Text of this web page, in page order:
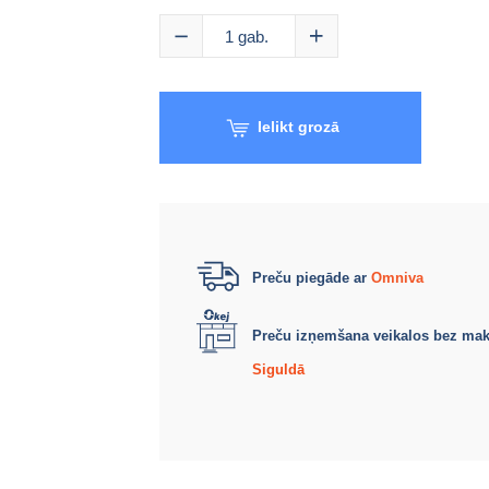
1 gab.
Ielikt grozā
Preču piegāde ar Omniva
Preču izņemšana veikalos bez
Siguldā